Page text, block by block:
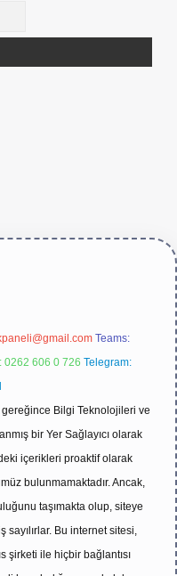
Teams:
0262 606 0 726 Telegram:
gereğince Bilgi Teknolojileri ve
bir Yer Sağlayıcı olarak
içerikleri proaktif olarak
bulunmamaktadır. Ancak,
taşımakta olup, siteye
Bu internet sitesi,
şirketi ile hiçbir bağlantısı